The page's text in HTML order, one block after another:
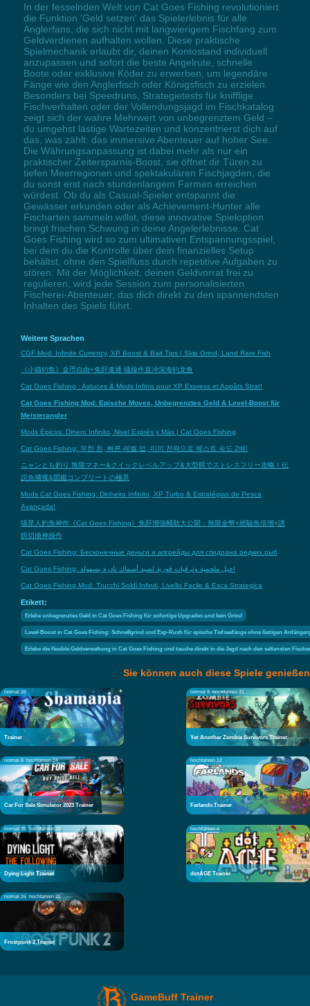
In der fesselnden Welt von Cat Goes Fishing revolutioniert
die Funktion 'Geld setzen' das Spielerlebnis für alle
Anglerfans, die sich nicht mit langwierigem Fischfang zum
Geldverdienen aufhalten wollen. Diese praktische
Spielmechanik erlaubt dir, deinen Kontostand individuell
anzupassen und sofort die beste Angelrute, schnelle
Boote oder exklusive Köder zu erwerben, um legendäre
Fänge wie den Anglerfisch oder Königsfisch zu erzielen.
Besonders bei Speedruns, Strategietests für knifflige
Fischverhalten oder der Vollendungsjagd im Fischkatalog
zeigt sich der wahre Mehrwert von unbegrenztem Geld –
du umgehst lästige Wartezeiten und konzentrierst dich auf
das, was zählt: das immersive Abenteuer auf hoher See.
Die Währungsanpassung ist dabei mehr als nur ein
praktischer Zeitersparnis-Boost, sie öffnet dir Türen zu
tiefen Meerregionen und spektakulären Fischjagden, die
du sonst erst nach stundenlangem Farmen erreichen
würdest. Ob du als Casual-Spieler entspannt die
Gewässer erkunden oder als Achievement-Hunter alle
Fischarten sammeln willst, diese innovative Spieloption
bringt frischen Schwung in deine Angelerlebnisse. Cat
Goes Fishing wird so zum ultimativen Entspannungsspiel,
bei dem du die Kontrolle über dein finanzielles Setup
behältst, ohne den Spielfluss durch repetitive Aufgaben zu
stören. Mit der Möglichkeit, deinen Geldvorrat frei zu
regulieren, wird jede Session zum personalisierten
Fischerei-Abenteuer, das dich direkt zu den spannendsten
Inhalten des Spiels führt.
Weitere Sprachen
CGF Mod: Infinite Currency, XP Boost & Bait Tips | Skip Grind, Land Rare Fish
《小猫钓鱼》金币自由+免肝速通 骚操作直冲深海钓龙鱼
Cat Goes Fishing : Astuces & Mods Infinis pour XP Express et Appâts Strat!
Cat Goes Fishing Mod: Epische Moves, Unbegrenztes Geld & Level-Boost für
Meisterangler
Mods Épicos: Dinero Infinito, Nivel Exprés y Más | Cat Goes Fishing
Cat Goes Fishing: 무한 돈, 빠른 레벨 업, 미끼 전략으로 퀘스트 속도 2배!
ニャンとも釣り 無限マネー&クイックレベルアップ&大型餌でストレスフリー攻略！伝
説魚捕獲&図鑑コンプリートの極意
Mods Cat Goes Fishing: Dinheiro Infinito, XP Turbo & Estratégias de Pesca
Avançada!
喵星人釣魚神作《Cat Goes Fishing》免肝增強輔助大公開：無限金幣×經驗魚倍增×誘
餌切換神操作
Cat Goes Fishing: Бесконечные деньги и апгрейды для спидрана редких рыб
Cat Goes Fishing: حيل ملحمية وترقيات فورية لصيد أسماك نادرة بسهولة!
Cat Goes Fishing Mod: Trucchi Soldi Infiniti, Livello Facile & Esca Strategica
Etikett:
Erlebe unbegrenztes Geld in Cat Goes Fishing für sofortige Upgrades und kein Grind
Level-Boost in Cat Goes Fishing: Schnellgrind und Exp-Rush für epische Tiefseefänge ohne lästigen
Erlebe die flexible Geldverwaltung in Cat Goes Fishing und tauche direkt in die Jagd nach den seltensten
Sie können auch diese Spiele genießen
normal 26
Trainer
normal 8 hochfahren 31
Yet Another Zombie Survivors Trainer
normal 8 hochfahren 24
Car For Sale Simulator 2023 Trainer
hochfahren 12
Farlands Trainer
normal 35 hochfahren 30
Dying Light Trainer
hochfahren 4
dotAGE Trainer
normal 26 hochfahren 21
Frostpunk 2 Trainer
GameBuff Trainer